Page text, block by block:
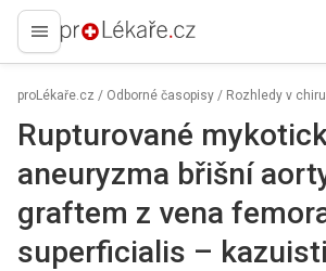
proLékaře.cz
proLékaře.cz / Odborné časopisy / Rozhledy v
Rupturované
aneuryzma břišní
graftem z vena
superficialis –